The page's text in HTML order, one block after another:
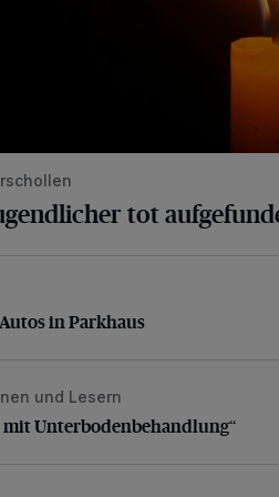
tot
in Parkhaus
in Parkhaus
Unterbodenbehandlung“
und Lesern
mit Unterbodenbehandlung“